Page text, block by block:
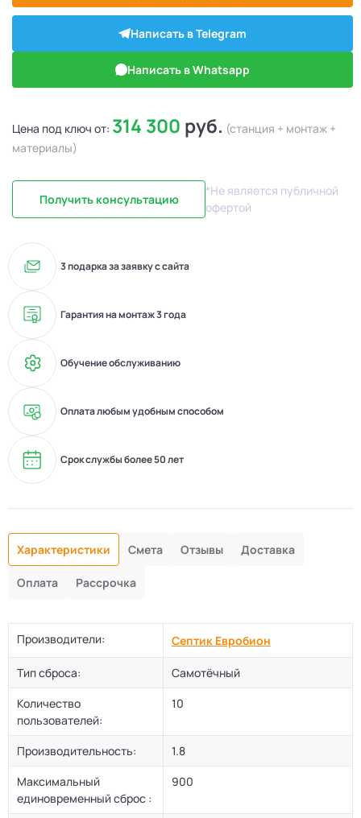
Написать в Telegram
Написать в Whatsapp
Цена под ключ от: 314 300 руб. (станция + монтаж +
материалы)
Получить консультацию
*Не является публичной
офертой
3 подарка за заявку с сайта
Гарантия на монтаж 3 года
Обучение обслуживанию
Оплата любым удобным способом
Срок службы более 50 лет
Характеристики Смета Отзывы Доставка
Оплата Рассрочка
Производители: Септик Евробион
Тип сброса:
Самотёчный
Количество
пользователей:
10
Производительность:
1.8
Максимальный
единовременный сброс :
900